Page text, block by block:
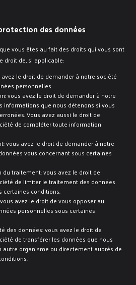
des données
vous êtes au fait des droits qui vous sont
droit de, si applicable:
avez le droit de demander à notre société
personnelles
vous avez le droit de demander à notre
informations que nous détenons si vous
Vous avez aussi le droit de
de compléter toute information
vous avez le droit de demander à notre
vous concernant sous certaines
traitement: vous avez le droit de
de limiter le traitement des données
certaines conditions.
avez le droit de vous opposer au
personnelles sous certaines
des données: vous avez le droit de
de transférer les données que nous
autre organisme ou directement auprès de